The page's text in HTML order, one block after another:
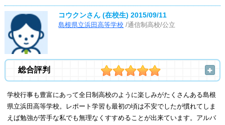
コウクンさん (在校生)2015/09/11
島根県立浜田高等学校 /通信制高校/公立
総合評判
学校行事も豊富にあって全日制高校のように楽しみがたくさんある島根
県立浜田高等学校。レポート学習も最初の頃は不安でしたが慣れてしま
えば勉強が苦手な私でも無理なくすすめることが出来ています。アルバ